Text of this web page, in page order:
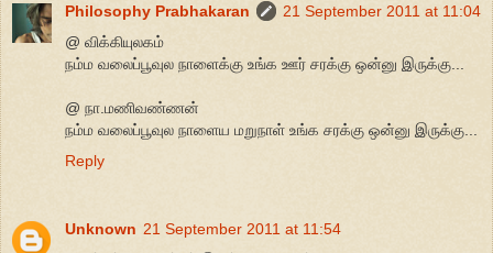
Philosophy Prabhakaran
21 September 2011 at 11:04
@ விக்கியுலகம்
நம்ம வலைப்பூவுல நாளைக்கு உங்க ஊர் சரக்கு ஒன்னு இருக்கு...
@ நா.மணிவண்ணன்
நம்ம வலைப்பூவுல நாளைய மறுநாள் உங்க சரக்கு ஒன்னு இருக்கு...
Reply
Unknown 21 September 2011 at 11:54